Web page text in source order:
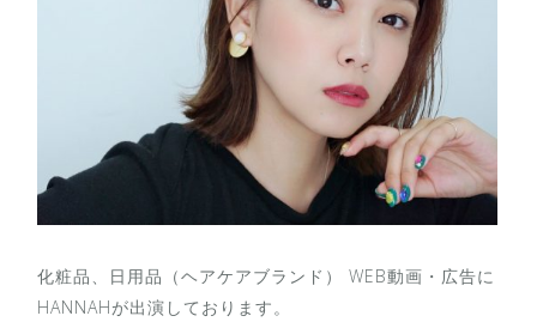
化粧品、日用品（ヘアケアブランド） WEB動画・広告に
HANNAHが出演しております。